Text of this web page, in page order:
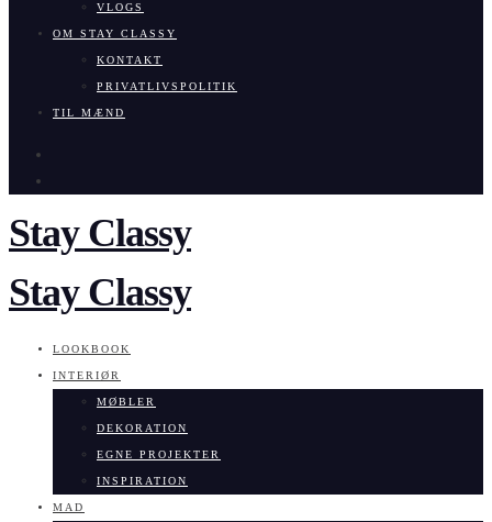
VLOGS
OM STAY CLASSY
KONTAKT
PRIVATLIVSPOLITIK
TIL MÆND
Stay Classy
Stay Classy
LOOKBOOK
INTERIØR
MØBLER
DEKORATION
EGNE PROJEKTER
INSPIRATION
MAD